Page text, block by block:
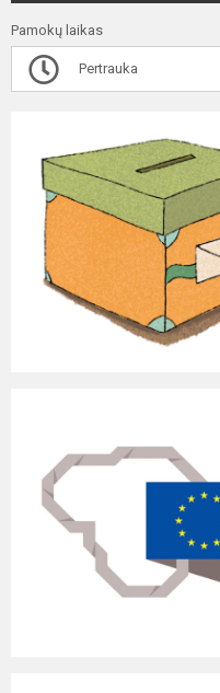
Pamokų laikas
Pertrauka